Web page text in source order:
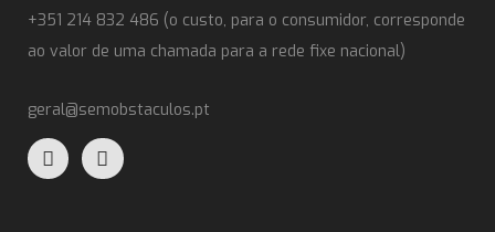
+351 214 832 486 (o custo, para o consumidor, corresponde
ao valor de uma chamada para a rede fixe nacional)
geral@semobstaculos.pt